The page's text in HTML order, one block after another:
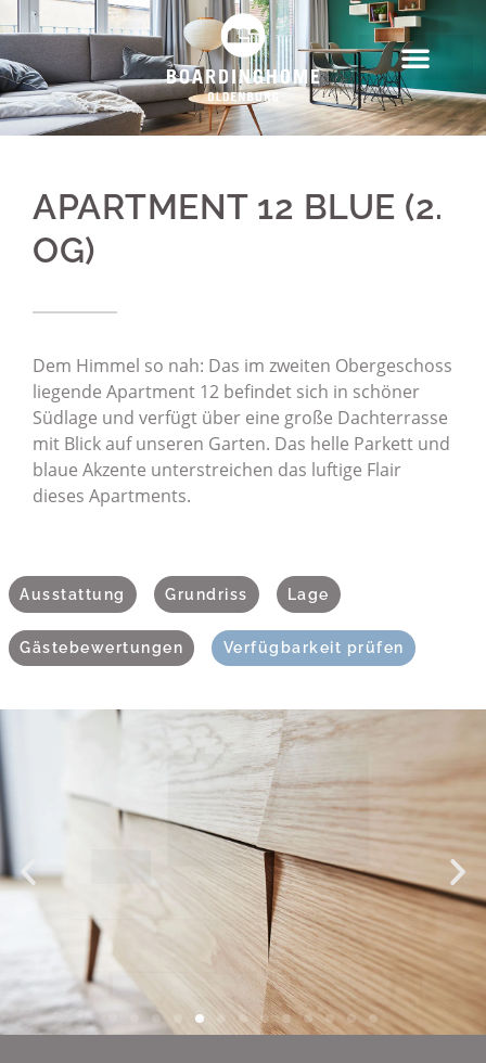
APARTMENT 12 BLUE (2.
OG)
Dem Himmel so nah: Das im zweiten Obergeschoss
liegende Apartment 12 befindet sich in schöner
Südlage und verfügt über eine große Dachterrasse
mit Blick auf unseren Garten. Das helle Parkett und
blaue Akzente unterstreichen das luftige Flair
dieses Apartments.
Ausstattung Grundriss Lage
Gästebewertungen Verfügbarkeit prüfen